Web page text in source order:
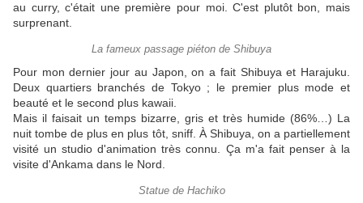
au curry, c'était une première pour moi. C'est plutôt bon, mais
surprenant.
La fameux passage piéton de Shibuya
Pour mon dernier jour au Japon, on a fait Shibuya et Harajuku.
Deux quartiers branchés de Tokyo ; le premier plus mode et
beauté et le second plus kawaii.
Mais il faisait un temps bizarre, gris et très humide (86%…) La
nuit tombe de plus en plus tôt, sniff. À Shibuya, on a partiellement
visité un studio d'animation très connu. Ça m'a fait penser à la
visite d'Ankama dans le Nord.
Statue de Hachiko